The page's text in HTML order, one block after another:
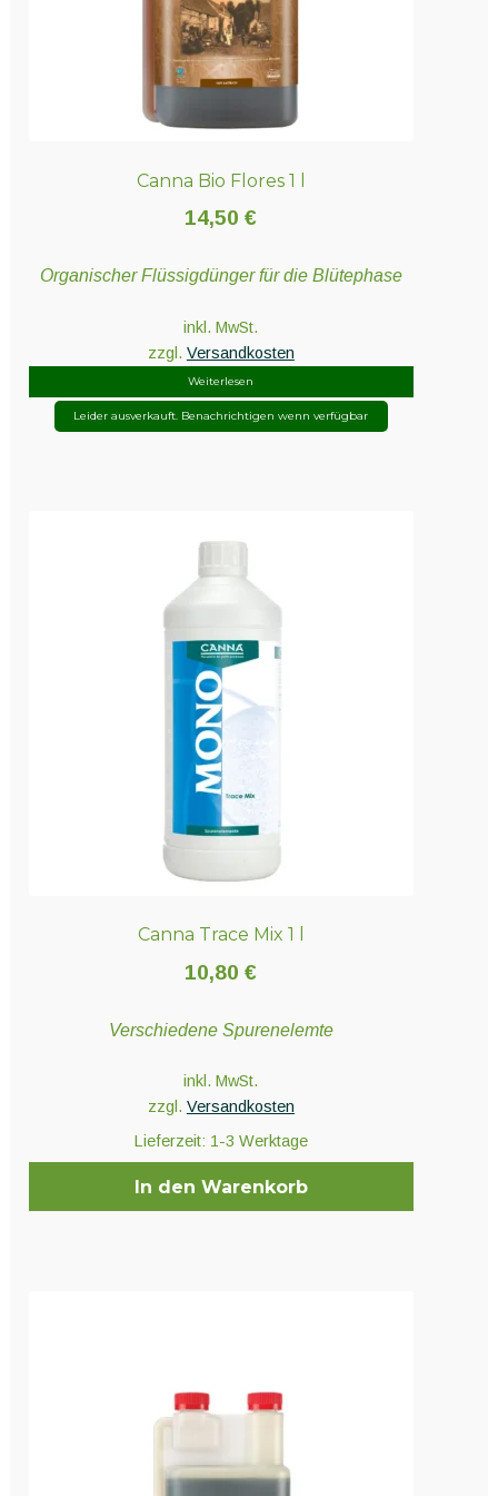
Canna Bio Flores 1 l
14,50€
Organischer Flüssigdünger für die Blütephase
inkl. MwSt.
zzgl. Versandkosten
Weiterlesen
Leider ausverkauft. Benachrichtigen wenn verfügbar
Canna Trace Mix 1 l
10,80€
Verschiedene Spurenelemte
inkl. MwSt.
zzgl. Versandkosten
Lieferzeit: 1-3 Werktage
In den Warenkorb